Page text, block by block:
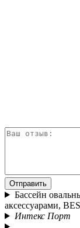
Отправить
Бассейн
аксессуарами,
Интекс Порт